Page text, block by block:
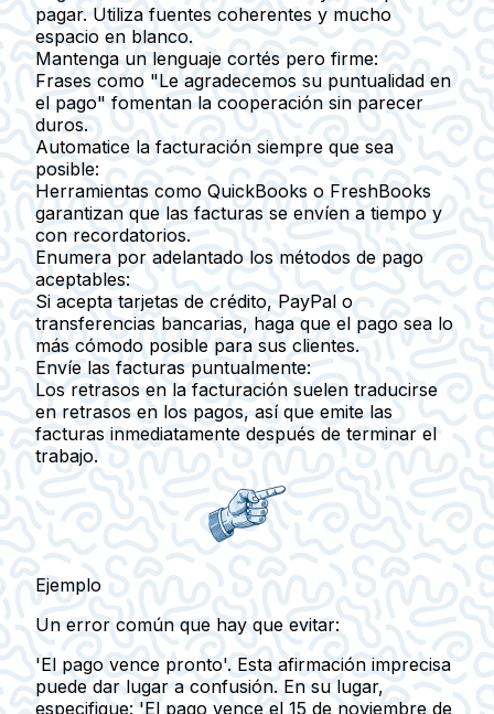
pagar. Utiliza fuentes coherentes y mucho
espacio en blanco.
Mantenga un lenguaje cortés pero firme:
Frases como "Le agradecemos su puntualidad en
el pago" fomentan la cooperación sin parecer
duros.
Automatice la facturación siempre que sea
posible:
Herramientas como QuickBooks o FreshBooks
garantizan que las facturas se envíen a tiempo y
con recordatorios.
Enumera por adelantado los métodos de pago
aceptables:
Si acepta tarjetas de crédito, PayPal o
transferencias bancarias, haga que el pago sea lo
más cómodo posible para sus clientes.
Envíe las facturas puntualmente:
Los retrasos en la facturación suelen traducirse
en retrasos en los pagos, así que emite las
facturas inmediatamente después de terminar el
trabajo.
Ejemplo
Un error común que hay que evitar:
'El pago vence pronto'. Esta afirmación imprecisa
puede dar lugar a confusión. En su lugar,
especifique: 'El pago vence el 15 de noviembre de